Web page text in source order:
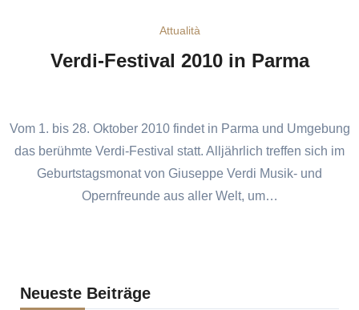
Attualità
Verdi-Festival 2010 in Parma
Vom 1. bis 28. Oktober 2010 findet in Parma und Umgebung
das berühmte Verdi-Festival statt. Alljährlich treffen sich im
Geburtstagsmonat von Giuseppe Verdi Musik- und
Opernfreunde aus aller Welt, um…
Neueste Beiträge